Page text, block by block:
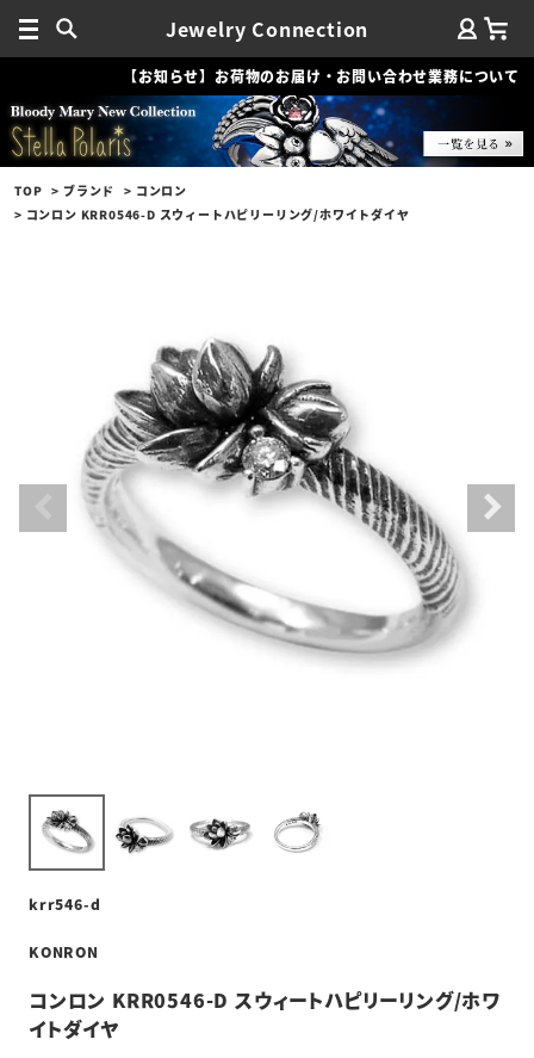
Jewelry Connection
【お知らせ】お荷物のお届け・お問い合わせ業務について
TOP ブランド
コンロン
コンロン KRR0546-D スウィートハピリーリング/ホワイトダイヤ
krr546-d
KONRON
コンロン KRR0546-D スウィートハピリーリング/ホワ
イトダイヤ